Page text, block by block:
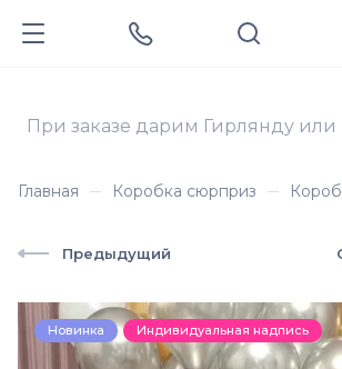
При заказе дарим Гирлянду или
Главная Коробка сюрприз
Предыдущий
Новинка Индивидуальная надпись